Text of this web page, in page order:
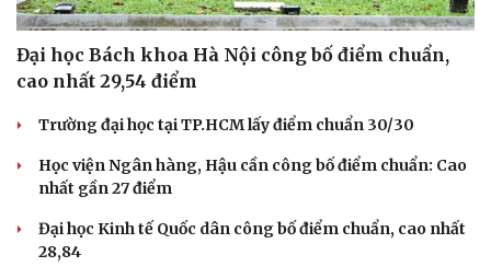
Đại học Bách khoa Hà Nội công bố điểm chuẩn,
cao nhất 29,54 điểm
Trường đại học tại TP.HCM lấy điểm chuẩn 30/30
Học viện Ngân hàng, Hậu cần công bố điểm chuẩn: Cao
nhất gần 27 điểm
Đại học Kinh tế Quốc dân công bố điểm chuẩn, cao nhất
28,84